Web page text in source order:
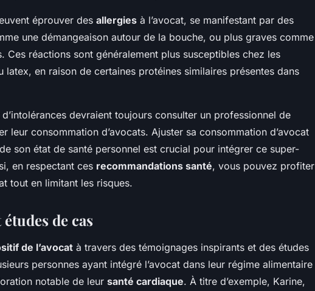
éprouver des allergies à l’avocat, se manifestant par des
une démangeaison autour de la bouche, ou plus graves comme
Ces réactions sont généralement plus susceptibles chez les
latex, en raison de certaines protéines similaires présentes dans
devraient toujours consulter un professionnel de
leur consommation d’avocats. Ajuster sa consommation d’avocat
son état de santé personnel est crucial pour intégrer ce super-
en respectant ces recommandations santé, vous pouvez profiter
tout en limitant les risques.
de cas
de l’avocat à travers des témoignages inspirants et des études
personnes ayant intégré l’avocat dans leur régime alimentaire
notable de leur santé cardiaque. À titre d’exemple, Karine,